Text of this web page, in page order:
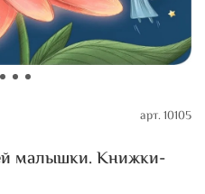
арт.10105
малышки. Книжки-